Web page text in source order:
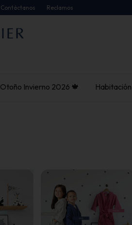
Contáctanos Reclamos
Otoño Invierno 2026 🍁 Habitación